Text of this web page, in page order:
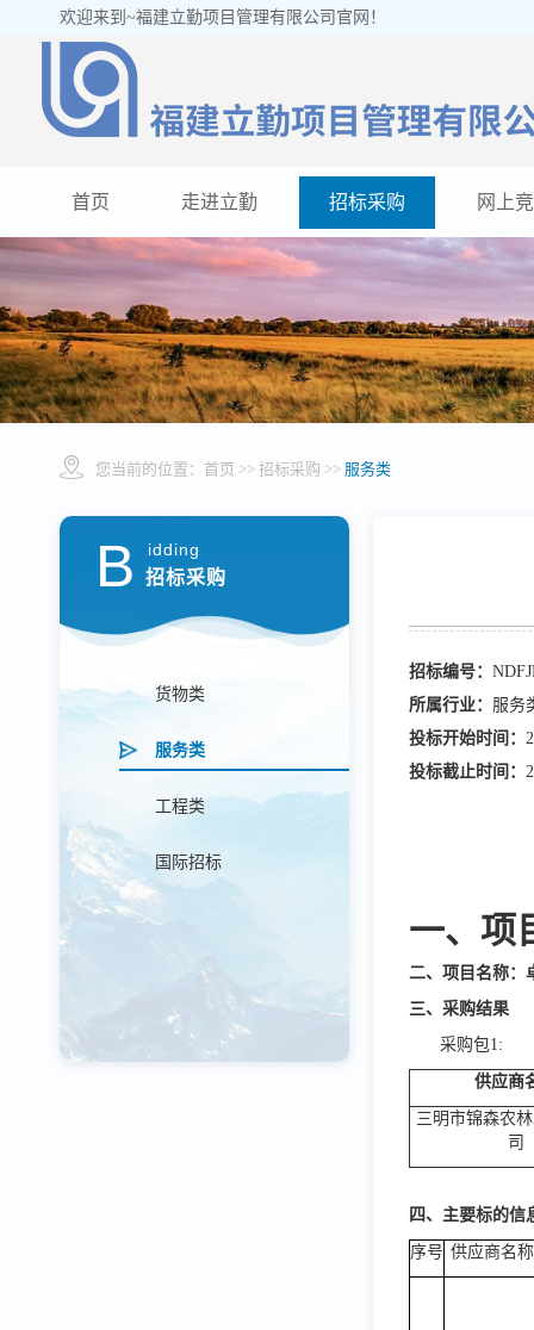
欢迎来到~福建立勤项目管理有限公司官网！
首页 走进立勤 招标采购 网上
您当前的位置： 首页 >> 招标采购 >> 服务类
B idding
招标采购
货物类
服务类
工程类
国际招标
招标编号：
所属行业： 服务
投标开始时间：
投标截止时间：
一、项
二、项目名称：
三、采购结果
采购包1:
供应商
三明市锦森农
司
四、主要标的信
序号 供应商名称